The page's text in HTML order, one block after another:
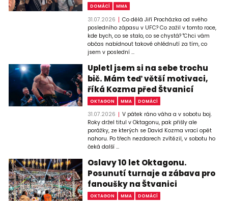
DOMÁCÍ MMA
31.07.2026
Co dělá Jiří Procházka od svého
posledního zápasu v UFC? Co zažil v tomto roce,
kde bych, co se stalo, co se chystá? "Chci vám
občas nabídnout takové ohlédnutí za tím, co
jsem v poslední ...
Upletl jsem si na sebe trochu
bič. Mám teď větší motivaci,
říká Kozma před Štvanicí
OKTAGON MMA DOMÁCÍ
31.07.2026
V pátek ráno váha a v sobotu boj.
Roky držel titul v Oktagonu, pak přišly ale
porážky, ze kterých se David Kozma vrací opět
nahoru. Po třech nezdarech zvítězil, v sobotu ho
čeká další ...
Oslavy 10 let Oktagonu.
Posunutí turnaje a zábava pro
fanoušky na Štvanici
OKTAGON MMA DOMÁCÍ